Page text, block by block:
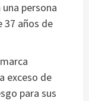
persona
37 años de
exceso de
para sus